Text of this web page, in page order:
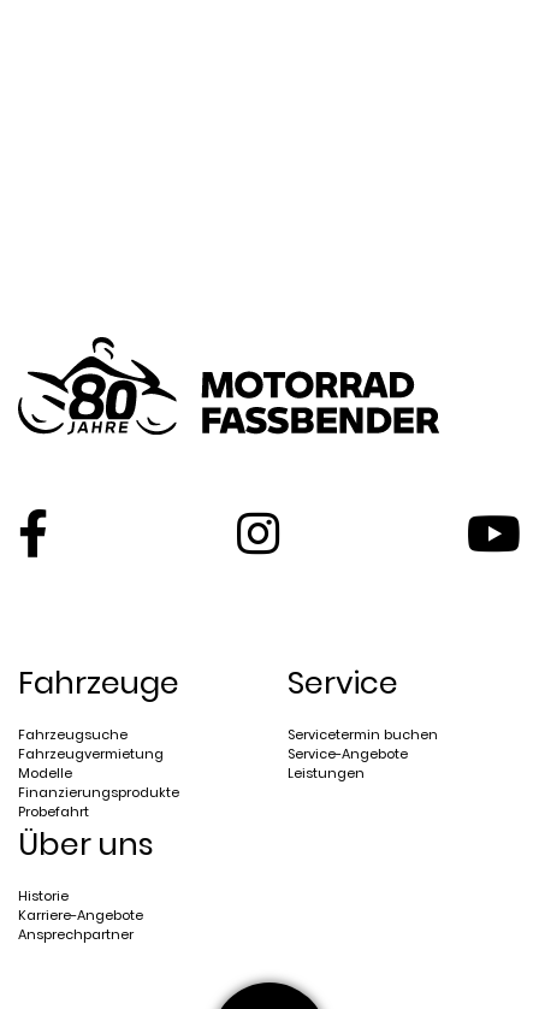
Fahrzeuge
Fahrzeugsuche
Fahrzeugvermietung
Modelle
Finanzierungsprodukte
Probefahrt
Service
Servicetermin buchen
Service-Angebote
Leistungen
Über uns
Historie
Karriere-Angebote
Ansprechpartner